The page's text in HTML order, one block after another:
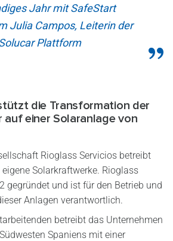
Jahr mit SafeStart
Julia Campos, Leiterin der
Plattform
die Transformation der
auf einer Solaranlage von
Rioglass Servicios betreibt
Solarkraftwerke. Rioglass
gegründet und ist für den Betrieb und
Anlagen verantwortlich.
betreibt das Unternehmen
Spaniens mit einer